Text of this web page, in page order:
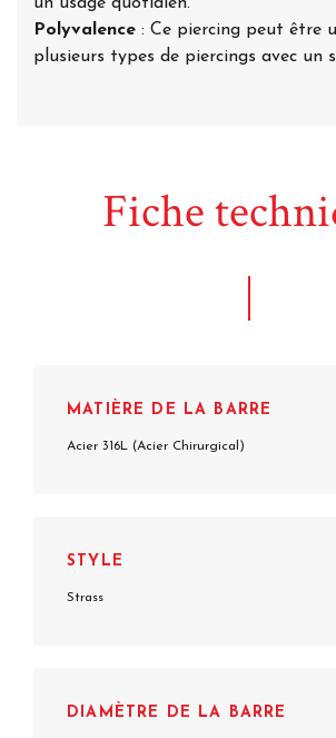
Polyvalence : Ce piercing peut être
plusieurs types de piercings avec un
Fiche
MATIÈRE DE LA BARRE
Acier 316L (Acier Chirurgical)
STYLE
Strass
DIAMÈTRE DE LA BARRE